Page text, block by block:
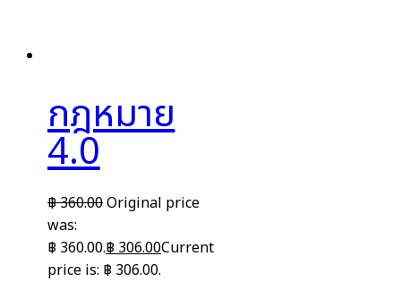
กฎหมาย
4.0
฿360.00Original price
was:
฿ 360.00.฿306.00Current
price is: ฿ 306.00.